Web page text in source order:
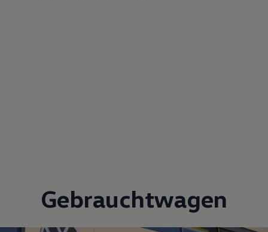
Gebrauchtwagen